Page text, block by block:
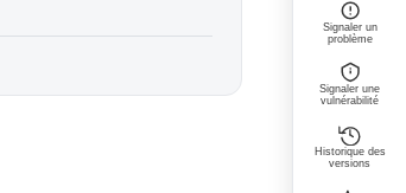
Signaler un
problème
Signaler une
vulnérabilité
Historique des
versions